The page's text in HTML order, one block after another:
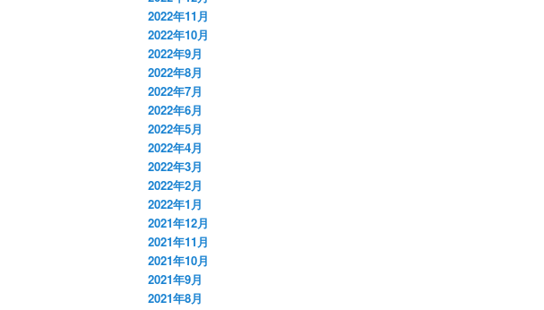
2022年11月
2022年10月
2022年9月
2022年8月
2022年7月
2022年6月
2022年5月
2022年4月
2022年3月
2022年2月
2022年1月
2021年12月
2021年11月
2021年10月
2021年9月
2021年8月